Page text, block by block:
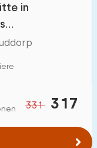
in
331 317